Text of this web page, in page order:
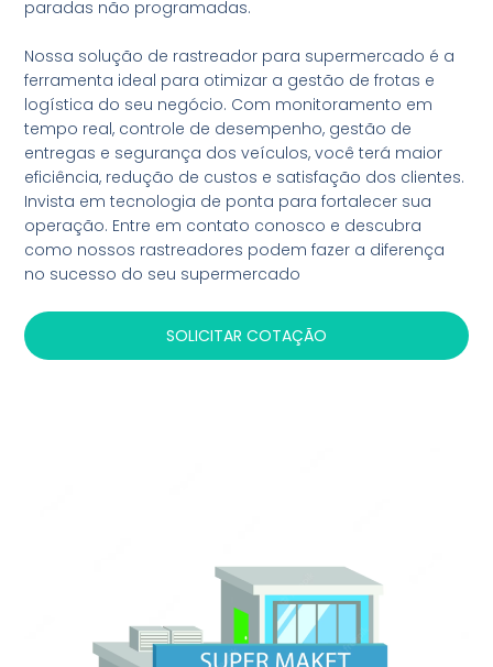
paradas não programadas.
Nossa solução de rastreador para supermercado é a
ferramenta ideal para otimizar a gestão de frotas e
logística do seu negócio. Com monitoramento em
tempo real, controle de desempenho, gestão de
entregas e segurança dos veículos, você terá maior
eficiência, redução de custos e satisfação dos clientes.
Invista em tecnologia de ponta para fortalecer sua
operação. Entre em contato conosco e descubra
como nossos rastreadores podem fazer a diferença
no sucesso do seu supermercado
SOLICITAR COTAÇÃO